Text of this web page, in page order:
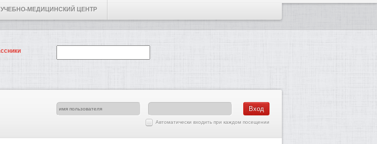
УЧЕБНО-МЕДИЦИНСКИЙ ЦЕНТР
Автоматически входить при каждом посещении